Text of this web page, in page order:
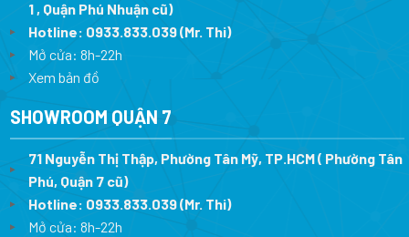
1 , Quận Phú Nhuận cũ)
Hotline: 0933.833.039(Mr. Thi)
Mở cửa: 8h-22h
Xem bản đồ
SHOWROOM QUẬN 7
71 Nguyễn Thị Thập, Phường Tân Mỹ, TP.HCM ( Phường Tân
Phú, Quận 7 cũ)
Hotline: 0933.833.039(Mr. Thi)
Mở cửa: 8h-22h